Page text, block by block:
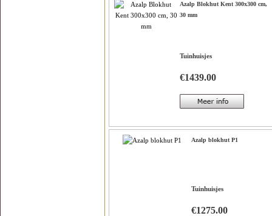
Azalp Blokhut Kent 300x300 cm,
30 mm
Tuinhuisjes
€1439.00
Azalp blokhut P1
Tuinhuisjes
€1275.00